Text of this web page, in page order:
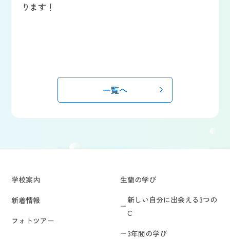
ります！
一覧へ
学校案内
新着情報
フォトツアー
生蘭の学び
新しい自分に出会える3つの
C
3年間の学び